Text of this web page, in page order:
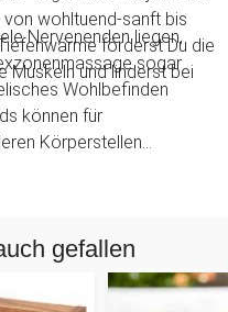
wohltuend-sanft bis
förderst Du die
Muskeln und linderst bei
Nervenenden liegen,
sogar
Wohlbefinden
können für
Körperstellen
Fernbedienung,
Mit diesem
gefallen